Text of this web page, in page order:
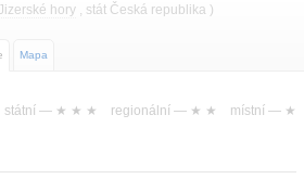
hory, stát Česká republika )
Mapa
státní — ★ ★ ★ regionální — ★ ★ místní — ★